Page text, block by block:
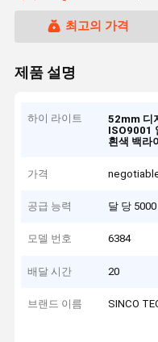
최고의 가격
제품 설명
하이 라이트 52mm 디
ISO9001
흰색 백라
가격
공급 능력 달 당
모델 번호 6384
배달 시간 20
브랜드 이름 SINCO